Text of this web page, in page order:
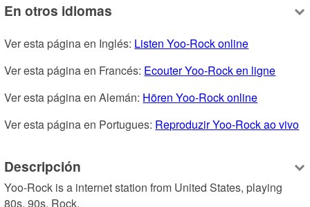
En otros idiomas
Ver esta página en Inglés: Listen Yoo-Rock online
Ver esta página en Francés: Ecouter Yoo-Rock en ligne
Ver esta página en Alemán: Hören Yoo-Rock online
Ver esta página en Portugues: Reproduzir Yoo-Rock ao vivo
Descripción
Yoo-Rock is a internet station from United States, playing
80s, 90s, Rock.